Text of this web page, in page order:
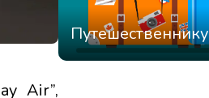
Air”,
Путешественнику